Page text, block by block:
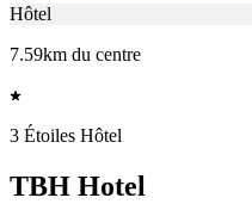
Hôtel
7.59km du centre
3 Étoiles Hôtel
TBH Hotel